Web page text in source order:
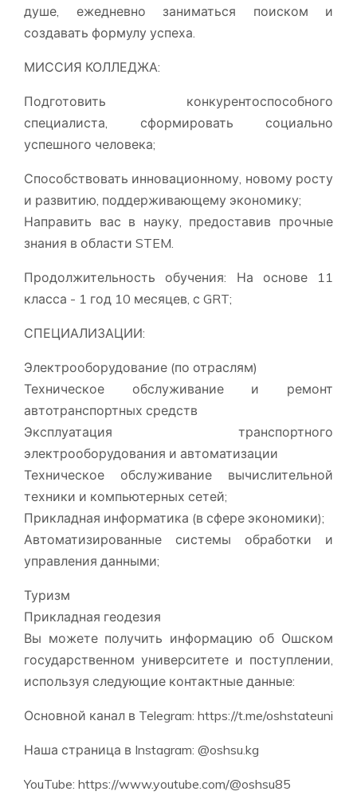
душе, ежедневно заниматься поиском и
создавать формулу успеха.
МИССИЯ КОЛЛЕДЖА:
Подготовить конкурентоспособного
специалиста, сформировать социально
успешного человека;
Способствовать инновационному, новому росту
и развитию, поддерживающему экономику;
Направить вас в науку, предоставив прочные
знания в области STEM.
Продолжительность обучения: На основе 11
класса - 1 год 10 месяцев, с GRT;
СПЕЦИАЛИЗАЦИИ:
Электрооборудование (по отраслям)
Техническое обслуживание и ремонт
автотранспортных средств
Эксплуатация транспортного
электрооборудования и автоматизации
Техническое обслуживание вычислительной
техники и компьютерных сетей;
Прикладная информатика (в сфере экономики);
Автоматизированные системы обработки и
управления данными;
Туризм
Прикладная геодезия
Вы можете получить информацию об Ошском
государственном университете и поступлении,
используя следующие контактные данные:
Основной канал в Telegram: https://t.me/oshstateuni
Наша страница в Instagram: @oshsu.kg
YouTube: https://www.youtube.com/@oshsu85